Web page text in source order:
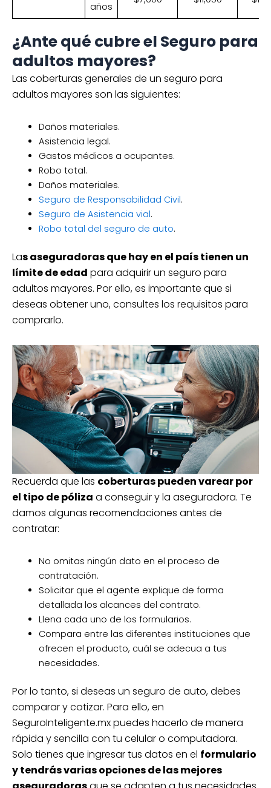
años
¿Ante qué cubre el Seguro para
adultos mayores?
Las coberturas generales de un seguro para
adultos mayores son las siguientes:
Daños materiales.
Asistencia legal.
Gastos médicos a ocupantes.
Robo total.
Daños materiales.
Seguro de Responsabilidad Civil.
Seguro de Asistencia vial.
Robo total del seguro de auto.
Las aseguradoras que hay en el país tienen un
límite de edad para adquirir un seguro para
adultos mayores. Por ello, es importante que si
deseas obtener uno, consultes los requisitos para
comprarlo.
Recuerda que las coberturas pueden varear por
el tipo de póliza a conseguir y la aseguradora. Te
damos algunas recomendaciones antes de
contratar:
No omitas ningún dato en el proceso de
contratación.
Solicitar que el agente explique de forma
detallada los alcances del contrato.
Llena cada uno de los formularios.
Compara entre las diferentes instituciones que
ofrecen el producto, cuál se adecua a tus
necesidades.
Por lo tanto, si deseas un seguro de auto, debes
comparar y cotizar. Para ello, en
SeguroInteligente.mx puedes hacerlo de manera
rápida y sencilla con tu celular o computadora.
Solo tienes que ingresar tus datos en el formulario
y tendrás varias opciones de las mejores